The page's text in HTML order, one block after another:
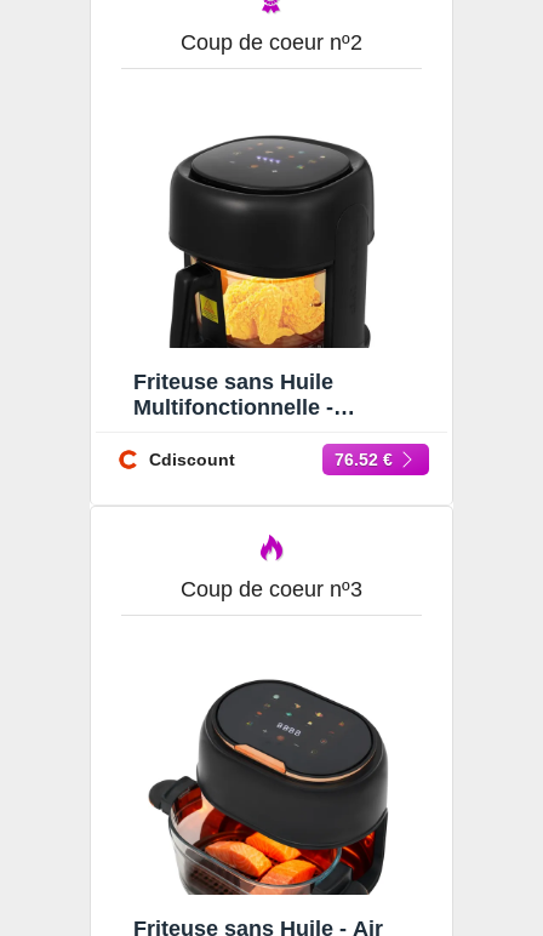
Coup de coeur nº2
Friteuse sans Huile
Multifonctionnelle -
Friteuse sans Huile 80-190
Cdiscount 76.52 €
Coup de coeur nº3
Friteuse sans Huile - Air